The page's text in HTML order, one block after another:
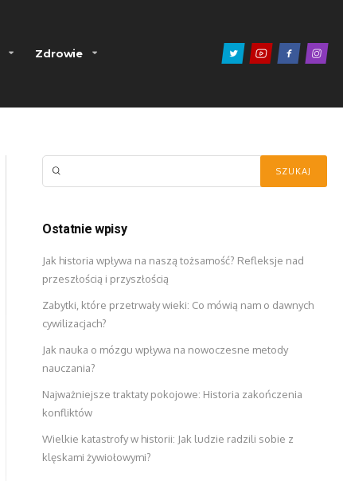
Zdrowie
Ostatnie wpisy
Jak historia wpływa na naszą tożsamość? Refleksje nad
przeszłością i przyszłością
Zabytki, które przetrwały wieki: Co mówią nam o dawnych
cywilizacjach?
Jak nauka o mózgu wpływa na nowoczesne metody
nauczania?
Najważniejsze traktaty pokojowe: Historia zakończenia
konfliktów
Wielkie katastrofy w historii: Jak ludzie radzili sobie z
klęskami żywiołowymi?